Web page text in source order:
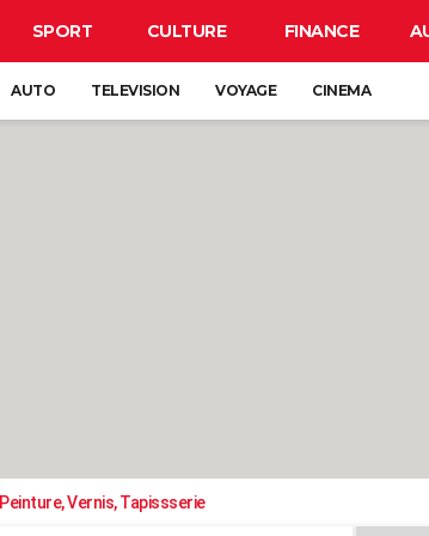
SPORT CULTURE FINANCE
AUTO TELEVISION VOYAGE CINEMA
Peinture, Vernis, Tapissserie